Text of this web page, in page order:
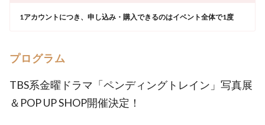
1アカウントにつき、申し込み・購入できるのはイベント全体で1度
プログラム
TBS系金曜ドラマ「ペンディングトレイン」写真展
＆POP UP SHOP開催決定！